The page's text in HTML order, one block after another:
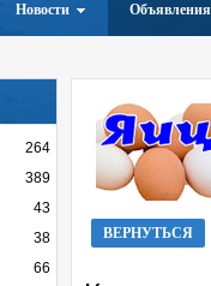
Новости Объявления
ВЕРНУТЬСЯ
264
389
43
38
66